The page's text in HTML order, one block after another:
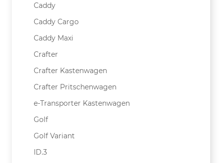
Caddy
Caddy Cargo
Caddy Maxi
Crafter
Crafter Kastenwagen
Crafter Pritschenwagen
e-Transporter Kastenwagen
Golf
Golf Variant
ID.3